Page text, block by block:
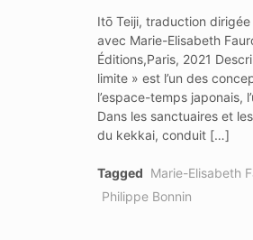
Itō Teiji, traduction
avec Marie-Elisabeth
Éditions,Paris, 2021
limite » est l’un des
l’espace-temps japonais,
Dans les sanctuaires et
du kekkai, conduit […]
Tagged Marie-Elisabeth
Philippe Bonnin